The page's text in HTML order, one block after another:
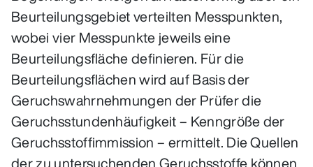
Beurteilungsgebiet verteilten Messpunkten,
wobei vier Messpunkte jeweils eine
Beurteilungsfläche definieren. Für die
Beurteilungsflächen wird auf Basis der
Geruchswahrnehmungen der Prüfer die
Geruchsstundenhäufigkeit – Kenngröße der
Geruchsstoffimmission – ermittelt. Die Quellen
der zu untersuchenden Geruchsstoffe können